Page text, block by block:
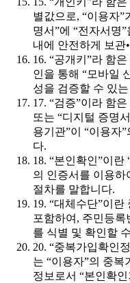
별값으로, “이용자”
명서”에 “전자서명
내에 안전하게 보관
16. “공개키”라 함
인을 통해 “모바일
성을 검증할 수 있
17. “검증”이라 함
또는 “디지털 증명
용기관”이 “이용자
다.
18. “본인확인”이
의 인증서를 이용하
절차를 말합니다.
19. “대체수단”이
포함하여, 주민등
를 식별 및 확인할
20. “중복가입확인
는 “이용자”의 중
정보로서 “본인확